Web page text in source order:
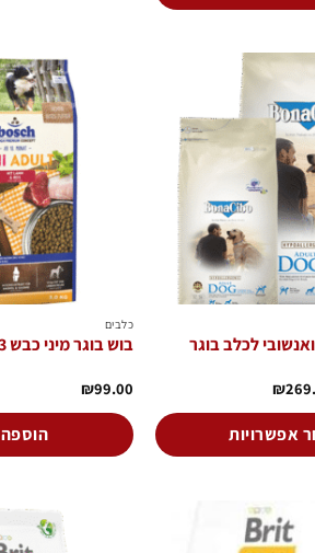
הוסף
לרשימת
המשאלות
לכלב בוגר
₪טווח
⁦₪115.00⁩
עד
אפשרויות
כלבים
בוש בוגר מיני כבש 3 ק"ג
₪99.00